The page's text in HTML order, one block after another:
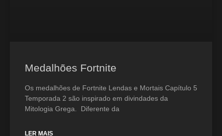
Medalhões Fortnite
Os medalhões de Fortnite Lendas e Mortais Capítulo 5
Temporada 2 são inspirado em divindades da
Mitologia Grega. Diferente da
LER MAIS